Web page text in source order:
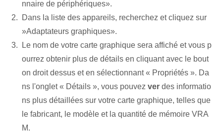
nnaire de périphériques».
Dans la liste des appareils, recherchez et cliquez sur
‌»Adaptateurs graphiques».
Le ⁢nom de ‍votre carte graphique sera affiché et vous p
ourrez ⁤obtenir plus de détails en cliquant avec le bout
on droit⁢ dessus et en sélectionnant « Propriétés ». Da
ns l'onglet « Détails », vous pouvez ver ⁤des informatio
ns plus détaillées sur votre carte graphique, ⁤telles que
le fabricant, le modèle et la quantité de mémoire VRA
M.